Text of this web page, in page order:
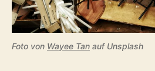
Foto von Wayee Tan auf Unsplash